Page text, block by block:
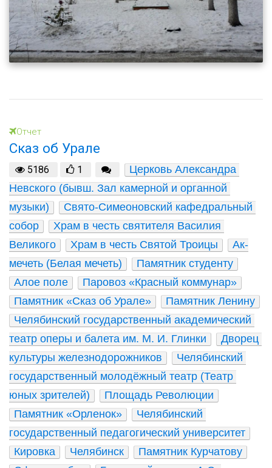
Отчет
Сказ об Урале
5186 1
Церковь Александра
Невского (бывш. Зал камерной и органной
музыки)
Свято-Симеоновский кафедральный
собор
Храм в честь святителя Василия
Великого
Храм в честь Святой Троицы
Ак-
мечеть (Белая мечеть)
Памятник студенту
Алое поле
Паровоз «Красный коммунар»
Памятник «Сказ об Урале»
Памятник Ленину
Челябинский государственный академический
театр оперы и балета им. М. И. Глинки
Дворец
культуры железнодорожников
Челябинский
государственный молодёжный театр (Театр
юных зрителей)
Площадь Революции
Памятник «Орленок»
Челябинский
государственный педагогический университет
Кировка
Челябинск
Памятник Курчатову